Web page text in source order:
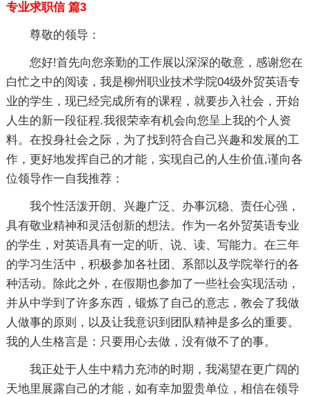
专业求职信 篇3
尊敬的领导：
您好!首先向您亲勤的工作展以深深的敬意，感谢您在
白忙之中的阅读，我是柳州职业技术学院04级外贸英语专
业的学生，现已经完成所有的课程，就要步入社会，开始
人生的新一段征程.我很荣幸有机会向您呈上我的个人资
料。在投身社会之际，为了找到符合自己兴趣和发展的工
作，更好地发挥自己的才能，实现自己的人生价值,谨向各
位领导作一自我推荐：
我个性活泼开朗、兴趣广泛、办事沉稳、责任心强，
具有敬业精神和灵活创新的想法。作为一名外贸英语专业
的学生，对英语具有一定的听、说、读、写能力。在三年
的学习生活中，积极参加各社团、系部以及学院举行的各
种活动。除此之外，在假期也参加了一些社会实现活动，
并从中学到了许多东西，锻炼了自己的意志，教会了我做
人做事的原则，以及让我意识到团队精神是多么的重要。
我的人生格言是：只要用心去做，没有做不了的事。
我正处于人生中精力充沛的时期，我渴望在更广阔的
天地里展露自己的才能，如有幸加盟贵单位，相信在领导